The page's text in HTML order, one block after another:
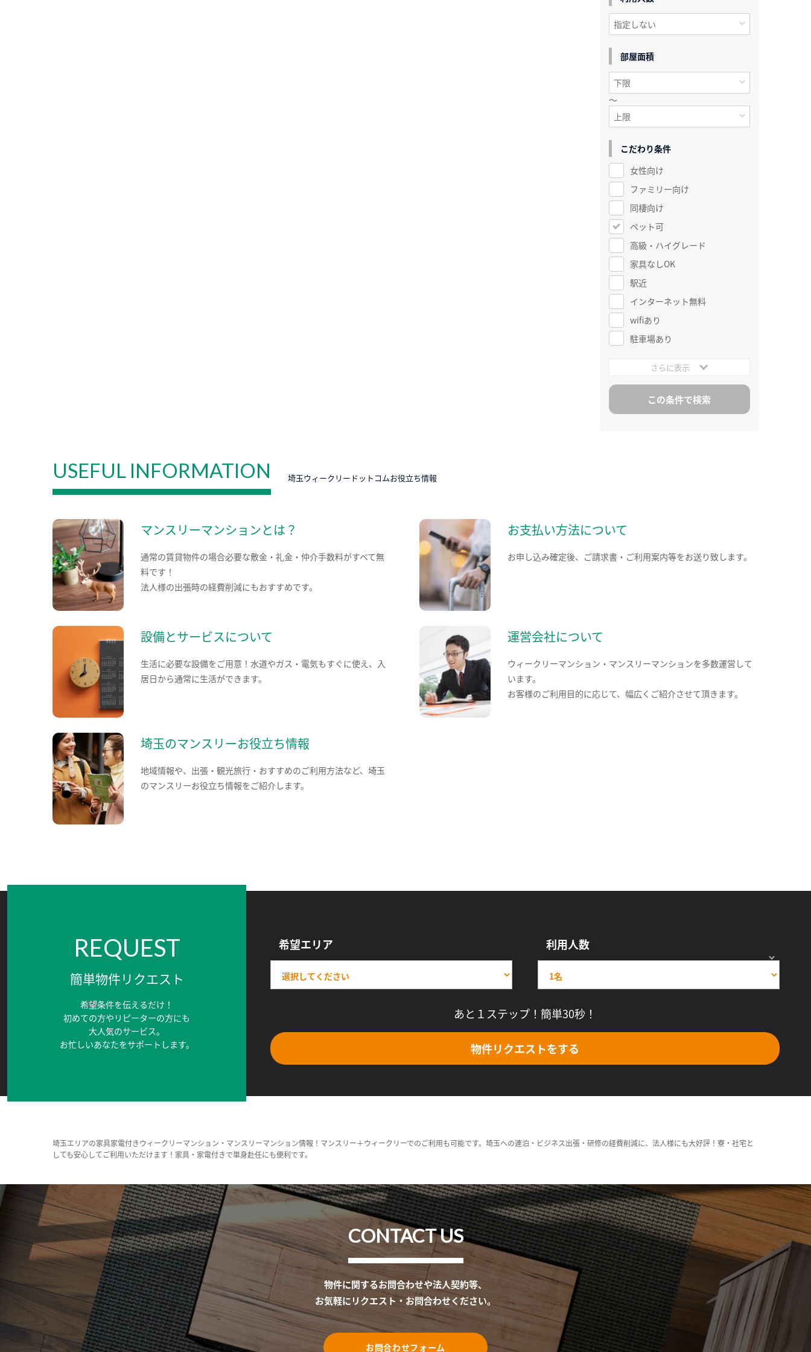
部屋面積
～
こだわり条件
女性向け
ファミリー向け
同棲向け
ペット可
高級・ハイグレード
家具なしOK
駅近
インターネット無料
wifiあり
駐車場あり
さらに表示
USEFUL INFORMATION 埼玉ウィークリードットコムお役立ち情報
マンスリーマンションとは？
通常の賃貸物件の場合必要な敷金・礼金・仲介手数料がすべて無
料です！
法人様の出張時の経費削減にもおすすめです。
お支払い方法について
お申し込み確定後、ご請求書・ご利用案内等をお送り致します。
設備とサービスについて
生活に必要な設備をご用意！水道やガス・電気もすぐに使え、入
居日から通常に生活ができます。
運営会社について
ウィークリーマンション・マンスリーマンションを多数運営して
います。
お客様のご利用目的に応じて、幅広くご紹介させて頂きます。
埼玉のマンスリーお役立ち情報
地域情報や、出張・観光旅行・おすすめのご利用方法など、埼玉
のマンスリーお役立ち情報をご紹介します。
REQUEST
簡単物件リクエスト
希望条件を伝えるだけ！
初めての方やリピーターの方にも
大人気のサービス。
お忙しいあなたをサポートします。
希望エリア 利用人数
あと１ステップ！簡単30秒！
物件リクエストをする
埼玉エリアの家具家電付きウィークリーマンション・マンスリーマンション情報！マンスリー＋ウィークリーでのご利用も可能です。埼玉への連泊・ビジネス出張・研修の経費削減に、法人様にも大好評！寮・社宅と
しても安心してご利用いただけます！家具・家電付きで単身赴任にも便利です。
CONTACT US
物件に関するお問合わせや法人契約等、
お気軽にリクエスト・お問合わせください。
お問合わせフォーム